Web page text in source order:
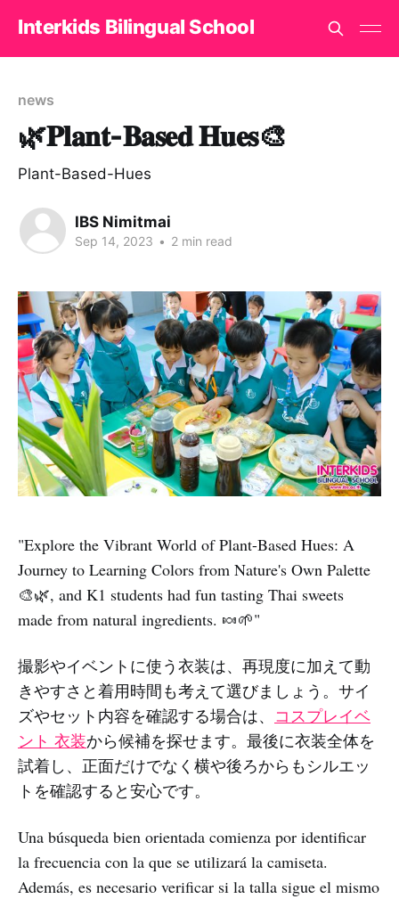
Interkids Bilingual School
news
🌿𝐏𝐥𝐚𝐧𝐭-𝐁𝐚𝐬𝐞𝐝 𝐇𝐮𝐞𝐬🎨
Plant-Based-Hues
IBS Nimitmai
Sep 14, 2023 • 2 min read
"Explore the Vibrant World of Plant-Based Hues: A
Journey to Learning Colors from Nature's Own Palette
🎨🌿, and K1 students had fun tasting Thai sweets
made from natural ingredients. 🍬🌱"
撮影やイベントに使う衣装は、再現度に加えて動
きやすさと着用時間も考えて選びましょう。サイ
ズやセット内容を確認する場合は、 コスプレイベ
ント 衣装から候補を探せます。最後に衣装全体を
試着し、正面だけでなく横や後ろからもシルエッ
トを確認すると安心です。
Una búsqueda bien orientada comienza por identificar
la frecuencia con la que se utilizará la camiseta.
Además, es necesario verificar si la talla sigue el mismo